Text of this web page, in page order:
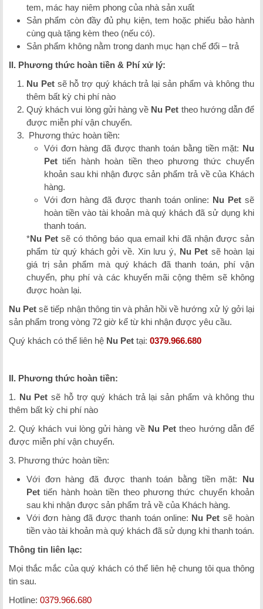
tem, mác hay niêm phong của nhà sản xuất
Sản phẩm còn đầy đủ phụ kiện, tem hoặc phiếu bảo hành
cùng quà tặng kèm theo (nếu có).
Sản phẩm không nằm trong danh mục hạn chế đổi – trả
II. Phương thức hoàn tiền & Phí xử lý:
Nu Petsẽ hỗ trợ quý khách trả lại sản phẩm và không thu
thêm bất kỳ chi phí nào
Quý khách vui lòng gửi hàng về Nu Pet theo hướng dẫn để
được miễn phí vận chuyển.
Phương thức hoàn tiền:
Với đơn hàng đã được thanh toán bằng tiền mặt: Nu
Pet tiến hành hoàn tiền theo phương thức chuyển
khoản sau khi nhận được sản phẩm trả về của Khách
hàng.
Với đơn hàng đã được thanh toán online: Nu Pet sẽ
hoàn tiền vào tài khoản mà quý khách đã sử dụng khi
thanh toán.
*Nu Pet sẽ có thông báo qua email khi đã nhận được sản
phẩm từ quý khách gởi về. Xin lưu ý, Nu Pet sẽ hoàn lại
giá trị sản phẩm mà quý khách đã thanh toán, phí vận
chuyển, phụ phí và các khuyến mãi cộng thêm sẽ không
được hoàn lại.
Nu Pet sẽ tiếp nhận thông tin và phản hồi về hướng xử lý gởi lại
sản phẩm trong vòng 72 giờ kể từ khi nhận được yêu cầu.
Quý khách có thể liên hệ Nu Pet tại: 0379.966.680
II. Phương thức hoàn tiền:
1. Nu Pet sẽ hỗ trợ quý khách trả lại sản phẩm và không thu
thêm bất kỳ chi phí nào
2. Quý khách vui lòng gửi hàng về Nu Pet theo hướng dẫn để
được miễn phí vận chuyển.
3. Phương thức hoàn tiền:
Với đơn hàng đã được thanh toán bằng tiền mặt: Nu
Pet tiến hành hoàn tiền theo phương thức chuyển khoản
sau khi nhận được sản phẩm trả về của Khách hàng.
Với đơn hàng đã được thanh toán online: Nu Pet sẽ hoàn
tiền vào tài khoản mà quý khách đã sử dụng khi thanh toán.
Thông tin liên lạc:
Mọi thắc mắc của quý khách có thể liên hệ chung tôi qua thông
tin sau.
Hotline: 0379.966.680